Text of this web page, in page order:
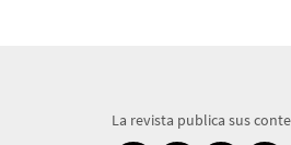
La revista publica sus